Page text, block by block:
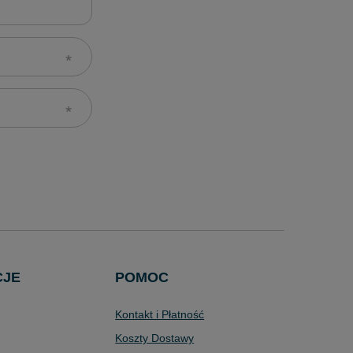
POMOC
Kontakt i Płatność
Koszty Dostawy